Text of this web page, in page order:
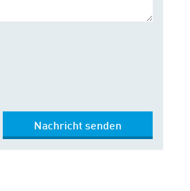
Nachricht senden